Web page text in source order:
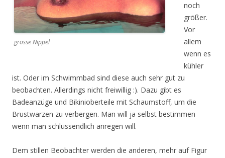
grosse Nippel
noch
größer.
Vor
allem
wenn es
kühler
ist. Oder im Schwimmbad sind diese auch sehr gut zu
beobachten. Allerdings nicht freiwillig :). Dazu gibt es
Badeanzüge und Bikinioberteile mit Schaumstoff, um die
Brustwarzen zu verbergen. Man will ja selbst bestimmen
wenn man schlussendlich anregen will.
Dem stillen Beobachter werden die anderen, mehr auf Figur